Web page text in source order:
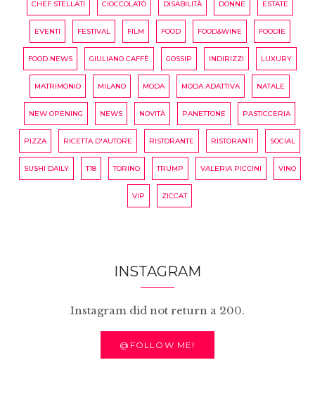
CHEF STELLATI CIOCCOLATÒ DISABILITÀ DONNE ESTATE
EVENTI FESTIVAL FILM FOOD FOOD&WINE FOODIE
FOOD NEWS GIULIANO CAFFÈ GOSSIP INDIRIZZI LUXURY
MATRIMONIO MILANO MODA MODA ADATTIVA NATALE
NEW OPENING NEWS NOVITÀ PANETTONE PASTICCERIA
PIZZA RICETTA D'AUTORE RISTORANTE RISTORANTI SOCIAL
SUSHI DAILY T18 TORINO TRUMP VALERIA PICCINI VINO
VIP ZICCAT
INSTAGRAM
Instagram did not return a 200.
@FOLLOW ME!